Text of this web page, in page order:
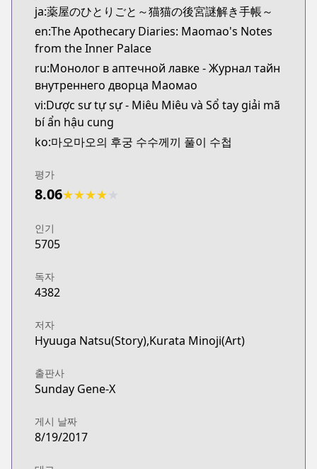
ja:薬屋のひとりごと～猫猫の後宮謎解き手帳～
en:The Apothecary Diaries: Maomao's Notes
from the Inner Palace
ru:Монолог в аптечной лавке - Журнал тайн
внутреннего дворца Маомао
vi:Dược sư tự sự - Miêu Miêu và Sổ tay giải mã
bí ẩn hậu cung
ko:마오마오의 후궁 수수께끼 풀이 수첩
평가
8.06★★★★
인기
5705
독자
4382
저자
Hyuuga Natsu(Story),Kurata Minoji(Art)
출판사
Sunday Gene-X
게시 날짜
8/19/2017